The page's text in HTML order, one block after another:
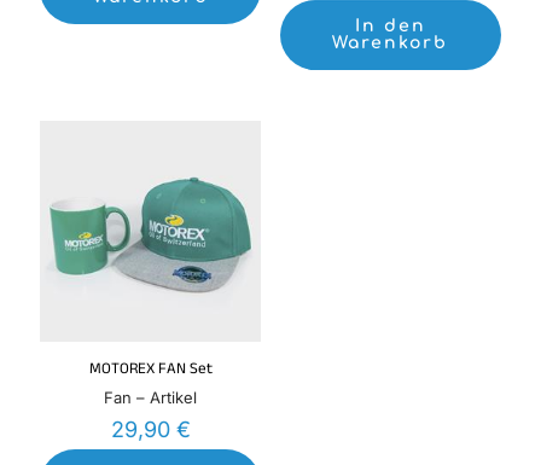
In den
Warenkorb
MOTOREX FAN Set
Fan – Artikel
29,90 €